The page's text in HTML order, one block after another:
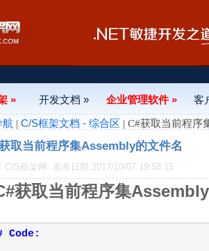
» 开发文档 » 企业管理软件 »
客
航 | C/S框架文档 - 综合区 | C#获取当前程序
取当前程序集Assembly的文件名
S框架网 发布日期:2017/10/07 19:58:15
获取当前程序集
Code: